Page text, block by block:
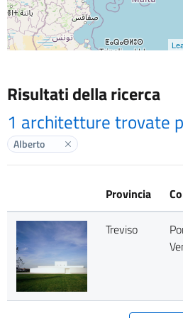
Risultati della ricerca
1 architetture trovate
Alberto Elimina label
Provincia
Treviso